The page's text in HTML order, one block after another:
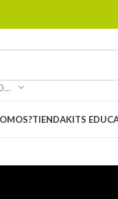
SELECCIONAR CATEGORÍA
TIENDAKITS